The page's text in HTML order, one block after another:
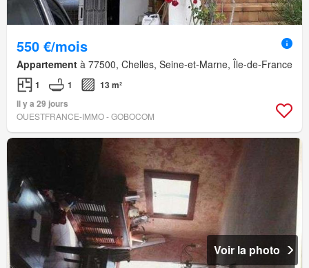
550 €/mois
Appartement à 77500, Chelles, Seine-et-Marne, Île-de-France
1 1
13 m²
Il y a 29 jours
OUESTFRANCE-IMMO - GOBOCOM
Voir la photo